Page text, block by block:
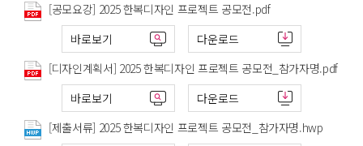
[공모요강] 2025 한복디자인 프로젝트 공모전.pdf
바로보기
다운로드
[디자인계획서] 2025 한복디자인 프로젝트 공모전_참가자명.pdf
바로보기
다운로드
[제출서류] 2025 한복디자인 프로젝트 공모전_참가자명.hwp